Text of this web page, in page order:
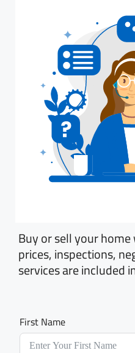
Buy or sell your
prices, inspections,
services are included
First Name